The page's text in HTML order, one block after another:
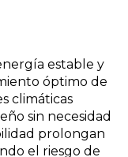
estable y
óptimo de
climáticas
sin necesidad
prolongan
el riesgo de